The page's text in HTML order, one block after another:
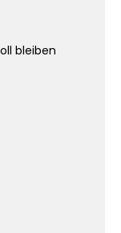
bleiben